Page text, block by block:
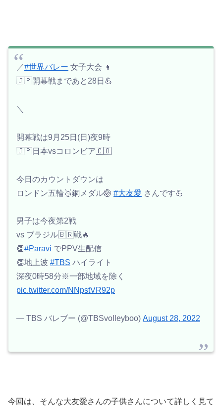
／#世界バレー 女子大会 👧
🇯🇵開幕戦まであと28日💪
＼
開幕戦は9月25日(日)夜9時
🇯🇵日本vsコロンビア🇨🇴
今日のカウントダウンは
ロンドン五輪🥉銅メダル🏐 #大友愛 さんです💪
男子は今夜第2戦
vs ブラジル🇧🇷戦🔥
👏#Paravi でPPV生配信
👏地上波 #TBS ハイライト
深夜0時58分※一部地域を除く
pic.twitter.com/NNpstVR92p
— TBS バレブー (@TBSvolleyboo) August 28, 2022
今回は、そんな大友愛さんの子供さんについて詳しく見て